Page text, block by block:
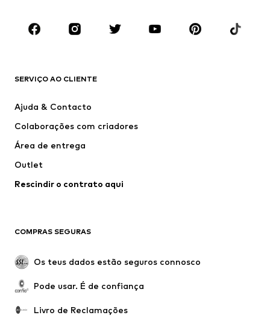
Acessórios
Premium
Novidades
Roupa interior
Sobretudos
Roupa de banho
Upcycling
SAPATOS
Novidades
SERVIÇO AO CLIENTE
Ajuda & Contacto
Colaborações com criadores
Área de entrega
Outlet
Rescindir o contrato aqui
COMPRAS SEGURAS
Os teus dados estão seguros connosco
Pode usar. É de confiança
Livro de Reclamações